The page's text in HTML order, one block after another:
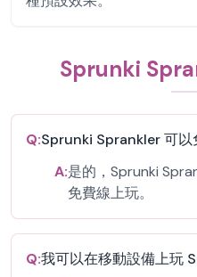
Sprunki
Q:Sprunki Sprankler 可以
A:是的，Sprunki
免費線上玩。
Q:我可以在移動設備上玩